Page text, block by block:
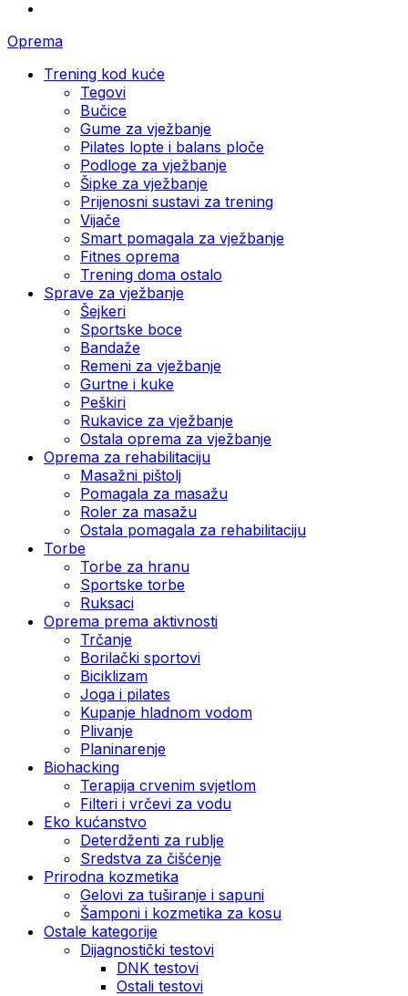
Oprema
Trening kod kuće
Tegovi
Bučice
Gume za vježbanje
Pilates lopte i balans ploče
Podloge za vježbanje
Šipke za vježbanje
Prijenosni sustavi za trening
Vijače
Smart pomagala za vježbanje
Fitnes oprema
Trening doma ostalo
Sprave za vježbanje
Šejkeri
Sportske boce
Bandaže
Remeni za vježbanje
Gurtne i kuke
Peškiri
Rukavice za vježbanje
Ostala oprema za vježbanje
Oprema za rehabilitaciju
Masažni pištolj
Pomagala za masažu
Roler za masažu
Ostala pomagala za rehabilitaciju
Torbe
Torbe za hranu
Sportske torbe
Ruksaci
Oprema prema aktivnosti
Trčanje
Borilački sportovi
Biciklizam
Joga i pilates
Kupanje hladnom vodom
Plivanje
Planinarenje
Biohacking
Terapija crvenim svjetlom
Filteri i vrčevi za vodu
Eko kućanstvo
Deterdženti za rublje
Sredstva za čišćenje
Prirodna kozmetika
Gelovi za tuširanje i sapuni
Šamponi i kozmetika za kosu
Ostale kategorije
Dijagnostički testovi
DNK testovi
Ostali testovi